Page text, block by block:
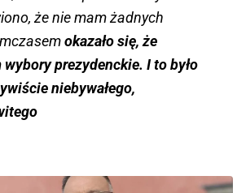
że nie mam żadnych
okazało się, że
wybory prezydenckie. I to było
niebywałego,